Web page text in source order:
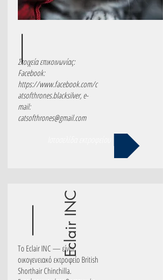
Στοιχεία επικοινωνίας:
Facebook:
https://www.facebook.com/c
atsofthrones.blacksilver,e-
mail:
catsofthrones@gmail.com
Eclair INC
Το Eclair INC — είναι
οικογενειακό εκτροφείο British
Shorthair Chinchilla.